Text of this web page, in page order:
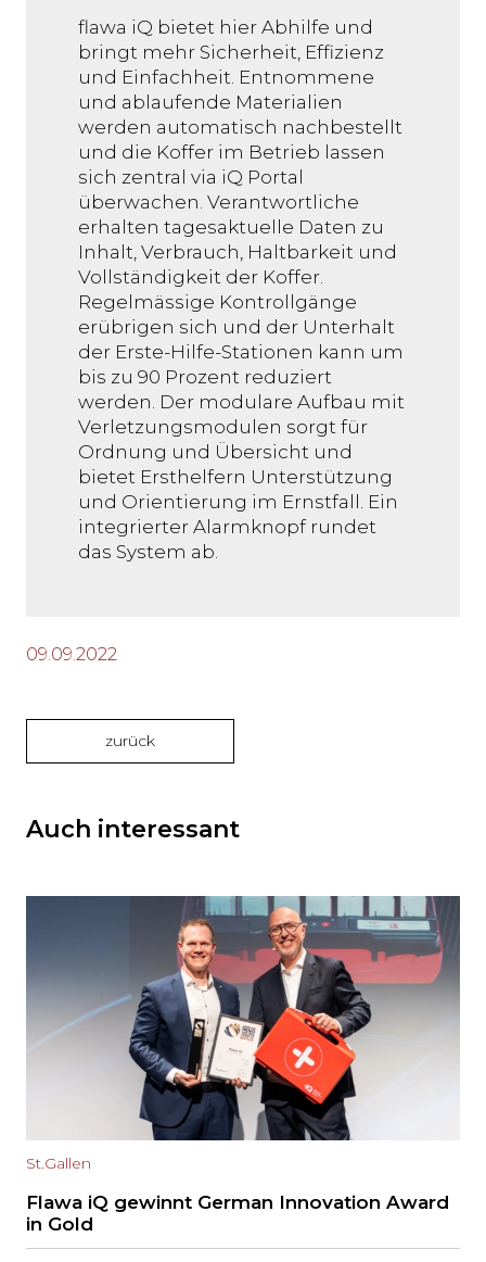
flawa iQ bietet hier Abhilfe und
bringt mehr Sicherheit, Effizienz
und Einfachheit. Entnommene
und ablaufende Materialien
werden automatisch nachbestellt
und die Koffer im Betrieb lassen
sich zentral via iQ Portal
überwachen. Verantwortliche
erhalten tagesaktuelle Daten zu
Inhalt, Verbrauch, Haltbarkeit und
Vollständigkeit der Koffer.
Regelmässige Kontrollgänge
erübrigen sich und der Unterhalt
der Erste-Hilfe-Stationen kann um
bis zu 90 Prozent reduziert
werden. Der modulare Aufbau mit
Verletzungsmodulen sorgt für
Ordnung und Übersicht und
bietet Ersthelfern Unterstützung
und Orientierung im Ernstfall. Ein
integrierter Alarmknopf rundet
das System ab.
09.09.2022
zurück
Auch interessant
St.Gallen
Flawa iQ gewinnt German Innovation Award
in Gold